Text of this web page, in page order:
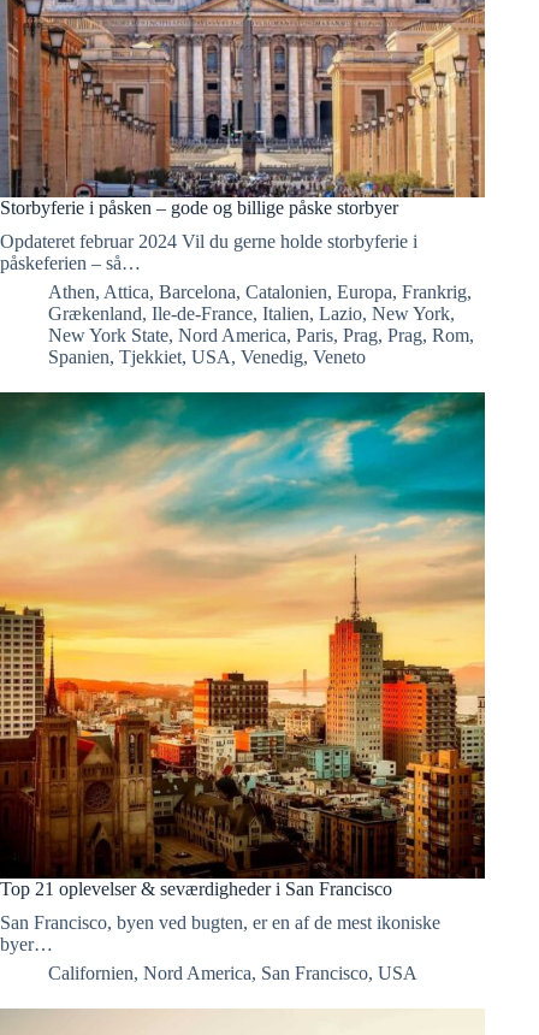
Storbyferie i påsken – gode og billige påske storbyer
Opdateret februar 2024 Vil du gerne holde storbyferie i
påskeferien – så…
Athen, Attica, Barcelona, Catalonien, Europa, Frankrig,
Grækenland, Ile-de-France, Italien, Lazio, New York,
New York State, Nord America, Paris, Prag, Prag, Rom,
Spanien, Tjekkiet, USA, Venedig, Veneto
Top 21 oplevelser & seværdigheder i San Francisco
San Francisco, byen ved bugten, er en af de mest ikoniske
byer…
Californien, Nord America, San Francisco, USA